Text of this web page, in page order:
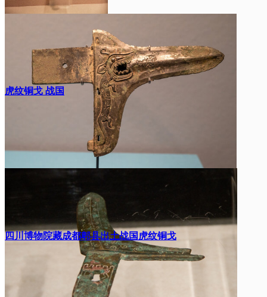
虎纹铜戈 战国
四川博物院藏成都郫县出土战国虎纹铜戈